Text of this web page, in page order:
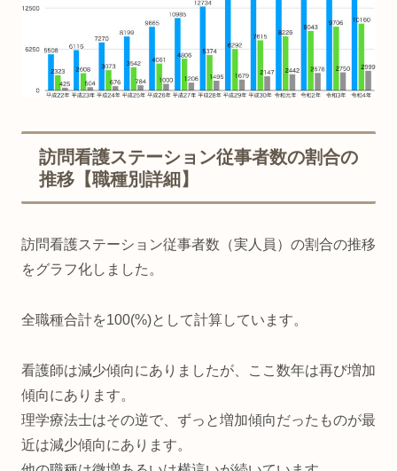
訪問看護ステーション従事者数の割合の
推移【職種別詳細】
訪問看護ステーション従事者数（実人員）の割合の推移
をグラフ化しました。
全職種合計を100(%)として計算しています。
看護師は減少傾向にありましたが、ここ数年は再び増加
傾向にあります。
理学療法士はその逆で、ずっと増加傾向だったものが最
近は減少傾向にあります。